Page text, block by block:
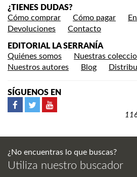
¿TIENES DUDAS?
Cómo comprar
Cómo pagar
Devoluciones
Contacto
EDITORIAL LA SERRANÍA
Quiénes somos
Nuestras
Nuestros autores
Blog
SÍGUENOS EN
¿No encuentras lo que buscas?
Utiliza nuestro buscador